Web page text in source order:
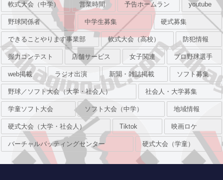
軟式大会（中学） 営業時間 予告ホームラン youtube
野球関係者 中学生募集 硬式募集
できることやります事業部 軟式大会（高校） 防犯情報
握力コンテスト 店舗サービス 女子関連 プロ野球選手
web掲載 ラジオ出演 新聞・雑誌掲載 ソフト募集
野球／ソフト大会（大学・社会人） 社会人・大学募集
学童ソフト大会 ソフト大会（中学） 地域情報
硬式大会（大学・社会人） Tiktok 映画ロケ
バーチャルバッティングセンター 硬式大会（学童）